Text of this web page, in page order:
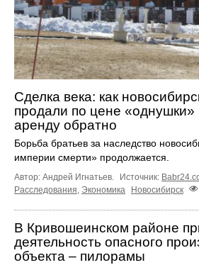
Сделка века: как
продали по цене «однушки»
аренду обратно
Борьба братьев за наследство
империи смерти» продолжается.
Автор: Андрей Игнатьев. Источник:
Расследования Экономика Новосибирск
В Кривошеинском районе
деятельность опасного
объекта – пилорамы